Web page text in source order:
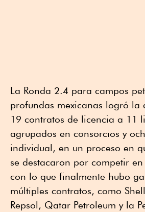
La Ronda 2.4 para campos
profundas mexicanas logró la
19 contratos de licencia a 11
agrupados en consorcios y
individual, en un proceso en
se destacaron por competir
con lo que finalmente hubo
múltiples contratos, como
Repsol, Qatar Petroleum y la